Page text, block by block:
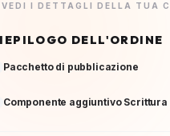
I DETTAGLI DELLA TUA
DELL'ORDINE
Pacchetto di pubblicazione
Componente aggiuntivo Scrittura